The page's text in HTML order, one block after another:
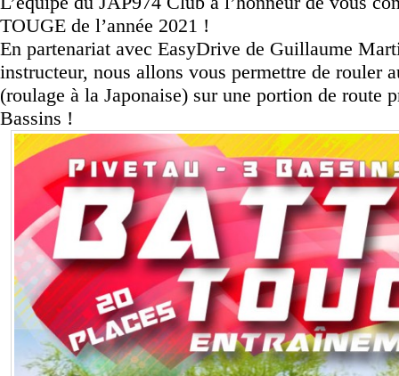
TOUGE de l’année 2021 !
En partenariat avec EasyDrive de Guillaume
instructeur, nous allons vous permettre de rouler
(roulage à la Japonaise) sur une portion de route
Bassins !